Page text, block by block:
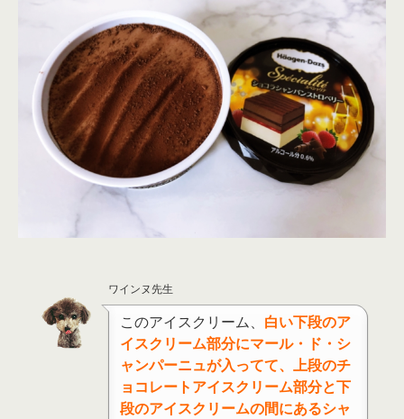
ワインヌ先生
このアイスクリーム、 白い下段のア
イスクリーム部分にマール・ド・シ
ャンパーニュが入ってて、上段のチ
ョコレートアイスクリーム部分と下
段のアイスクリームの間にあるシャ